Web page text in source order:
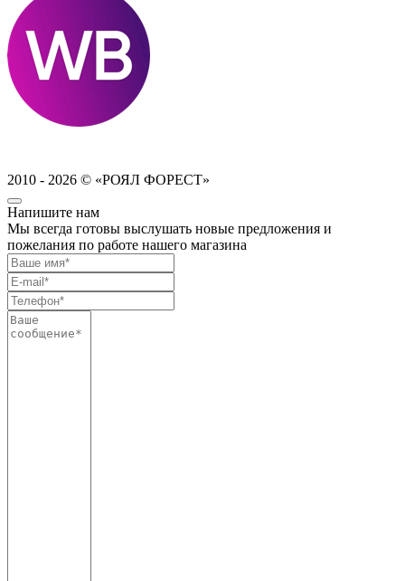
2010 - 2026 © «РОЯЛ ФОРЕСТ»
Напишите нам
Мы всегда готовы выслушать новые предложения и
пожелания по работе нашего магазина